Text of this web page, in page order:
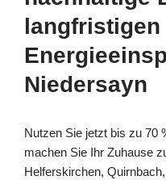
langfristigen
Niedersayn
Nutzen Sie jetzt bis zu 70
machen Sie Ihr Zuhause
Helferskirchen,